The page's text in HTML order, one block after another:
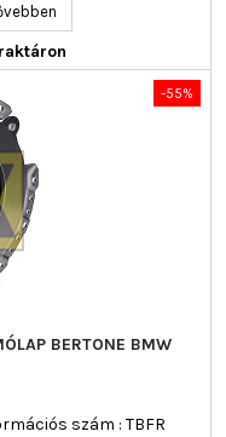
-55%
BERTONE BMW
szám : TBFR